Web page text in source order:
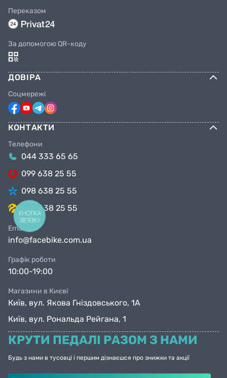
Переказом
За допомогою QR-коду
ДОВІРА
Соцмережі
КОНТАКТИ
Телефони
044 333 65 65
099 638 25 55
098 638 25 55
063 638 25 55
Email
info@facebike.com.ua
Графік роботи
10:00-19:00
Магазини в Києві
Київ, вул. Якова Гніздовського, 1А
Київ, вул. Рональда Рейгана, 1
КРУТИ ПЕДАЛІ РАЗОМ З НАМИ
Будь з нами в тусовці і першим дізнаєшся про знижки та акції
КНОПКА
ЗВ'ЯЗКУ